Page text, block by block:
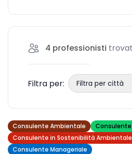
4 professionisti
Filtra per: Filtra per città
Consulente Ambientale
Consulente in Sostenibilità Ambientale
Consulente Manageriale